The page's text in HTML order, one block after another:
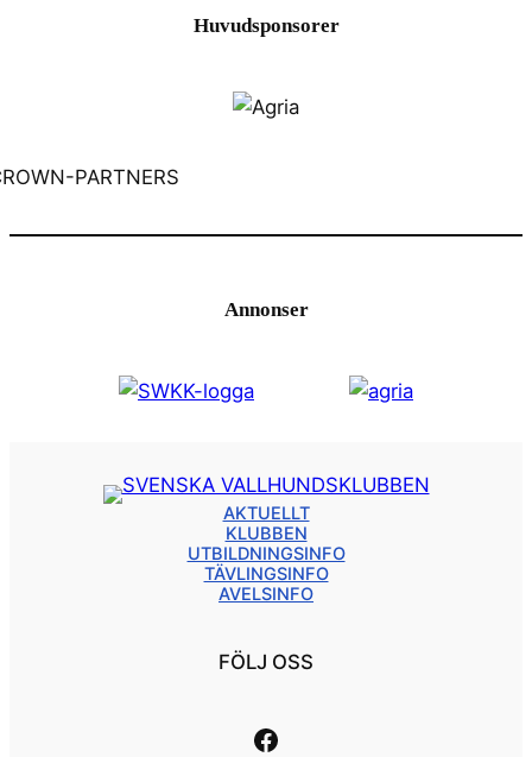
Huvudsponsorer
Annonser
AKTUELLT
KLUBBEN
UTBILDNINGSINFO
TÄVLINGSINFO
AVELSINFO
FÖLJ OSS
Länk till vår facebooksida